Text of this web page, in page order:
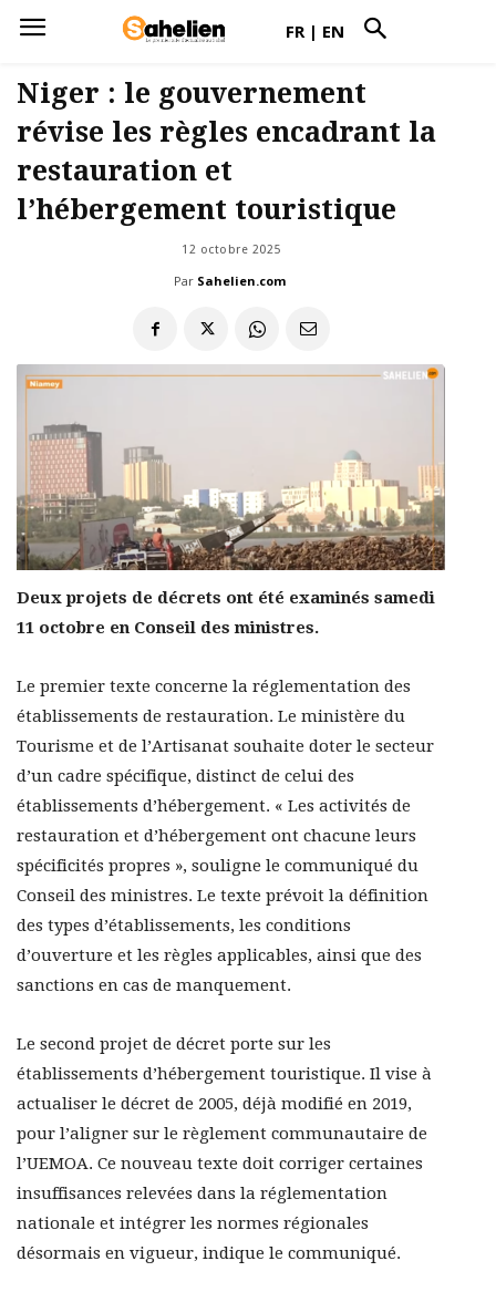
FR | EN
Niger : le gouvernement
révise les règles encadrant la
restauration et
l’hébergement touristique
12 octobre 2025
Par Sahelien.com
Deux projets de décrets ont été examinés samedi
11 octobre en Conseil des ministres.
Le premier texte concerne la réglementation des
établissements de restauration. Le ministère du
Tourisme et de l’Artisanat souhaite doter le secteur
d’un cadre spécifique, distinct de celui des
établissements d’hébergement. « Les activités de
restauration et d’hébergement ont chacune leurs
spécificités propres », souligne le communiqué du
Conseil des ministres. Le texte prévoit la définition
des types d’établissements, les conditions
d’ouverture et les règles applicables, ainsi que des
sanctions en cas de manquement.
Le second projet de décret porte sur les
établissements d’hébergement touristique. Il vise à
actualiser le décret de 2005, déjà modifié en 2019,
pour l’aligner sur le règlement communautaire de
l’UEMOA. Ce nouveau texte doit corriger certaines
insuffisances relevées dans la réglementation
nationale et intégrer les normes régionales
désormais en vigueur, indique le communiqué.